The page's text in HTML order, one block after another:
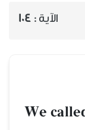
الآية : 104
We